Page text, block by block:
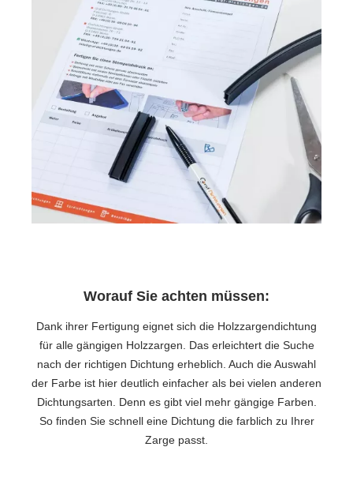
Worauf Sie achten müssen:
Dank ihrer Fertigung eignet sich die Holzzargendichtung
für alle gängigen Holzzargen. Das erleichtert die Suche
nach der richtigen Dichtung erheblich. Auch die Auswahl
der Farbe ist hier deutlich einfacher als bei vielen anderen
Dichtungsarten. Denn es gibt viel mehr gängige Farben.
So finden Sie schnell eine Dichtung die farblich zu Ihrer
Zarge passt.